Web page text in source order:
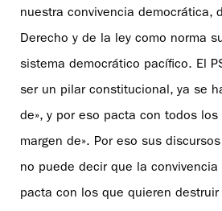
nuestra convivencia democrática,
Derecho y de la ley como norma
sistema democrático pacífico. El
ser un pilar constitucional, ya se
de», y por eso pacta con todos
margen de». Por eso sus
no puede decir que la convivencia
pacta con los que quieren